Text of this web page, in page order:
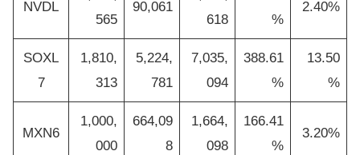
NVDL
565
90,061
618
%
2.40%
SOXL
7
1,810,
313
5,224,
781
7,035,
094
388.61
%
13.50
%
MXN6
1,000,
000
664,09
8
1,664,
098
166.41
%
3.20%